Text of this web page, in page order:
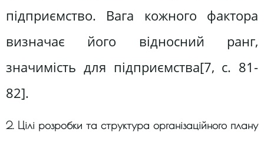
підприємство. Вага кожного фактора
визначає його відносний ранг,
значимість для підприємства[7, c. 81-
82].
2. Цілі розробки та структура організаційного плану